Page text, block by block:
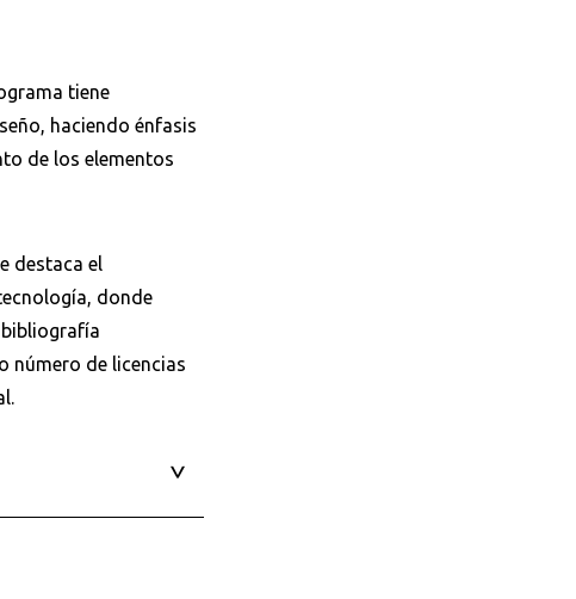
tiene
haciendo énfasis
de los elementos
destaca el
donde
número de licencias